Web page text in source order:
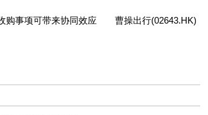
收购事项可带来协同效应 曹操出行(02643.HK)